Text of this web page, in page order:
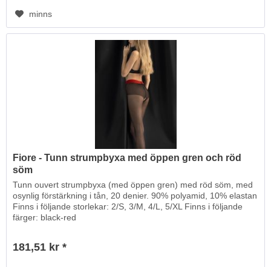
minns
Fiore - Tunn strumpbyxa med öppen gren och röd
söm
Tunn ouvert strumpbyxa (med öppen gren) med röd söm, med
osynlig förstärkning i tån, 20 denier. 90% polyamid, 10% elastan
Finns i följande storlekar: 2/S, 3/M, 4/L, 5/XL Finns i följande
färger: black-red
181,51 kr *